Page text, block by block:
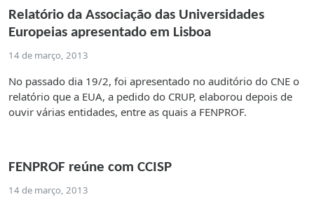
Relatório da Associação das Universidades
Europeias apresentado em Lisboa
14 de março, 2013
No passado dia 19/2, foi apresentado no auditório do CNE o
relatório que a EUA, a pedido do CRUP, elaborou depois de
ouvir várias entidades, entre as quais a FENPROF.
FENPROF reúne com CCISP
14 de março, 2013